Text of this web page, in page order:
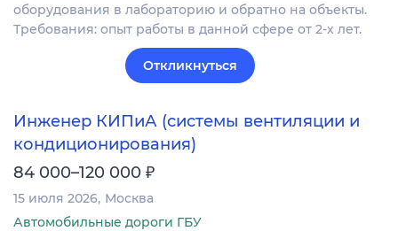
оборудования в лабораторию и обратно на объекты.
Требования: опыт работы в данной сфере от 2-х лет.
Откликнуться
Инженер КИПиА (системы вентиляции и
кондиционирования)
84 000–120 000 ₽
15 июля 2026 Москва
Автомобильные дороги ГБУ